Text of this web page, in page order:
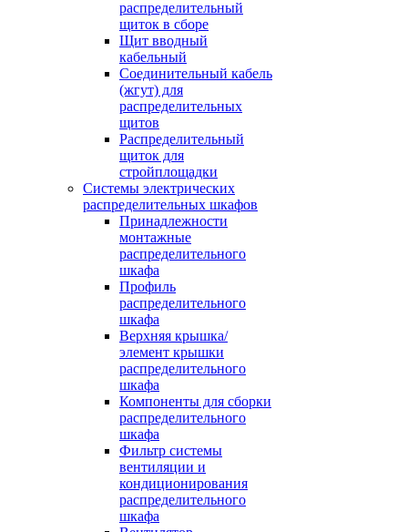
распределительный
щиток в сборе
Щит вводный
кабельный
Соединительный кабель
(жгут) для
распределительных
щитов
Распределительный
щиток для
стройплощадки
Системы электрических
распределительных шкафов
Принадлежности
монтажные
распределительного
шкафа
Профиль
распределительного
шкафа
Верхняя крышка/
элемент крышки
распределительного
шкафа
Компоненты для сборки
распределительного
шкафа
Фильтр системы
вентиляции и
кондиционирования
распределительного
шкафа